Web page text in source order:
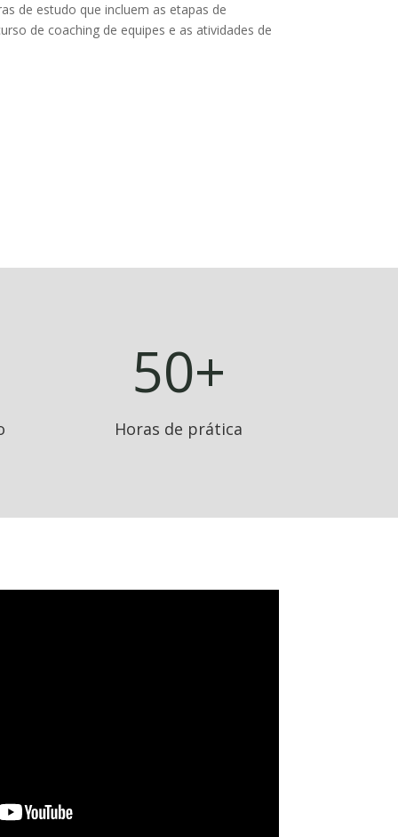
de estudo que incluem as etapas de
de coaching de equipes e as atividades de
50+
Horas de prática